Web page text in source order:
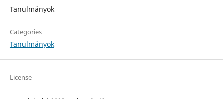
Tanulmányok
Categories
Tanulmányok
License